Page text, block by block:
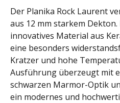
Der Planika Rock Laurent
aus 12 mm starkem
innovatives Material aus
eine besonders
Kratzer und hohe
Ausführung überzeugt mit
schwarzen Marmor-Optik
ein modernes und